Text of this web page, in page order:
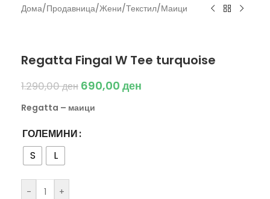
Дома/Продавница/Жени/Текстил/Маици
Regatta Fingal W Tee turquoise
1.290,00ден 690,00 ден
Regatta – маици
ГОЛЕМИНИ
S
L
- +